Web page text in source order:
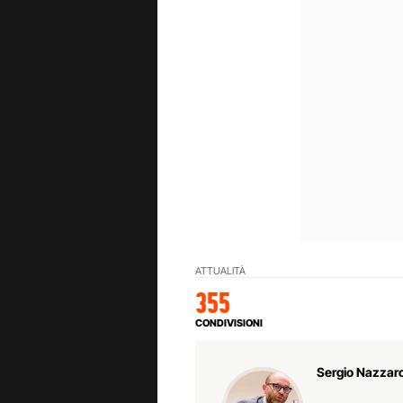
ATTUALITÀ
355
CONDIVISIONI
Sergio